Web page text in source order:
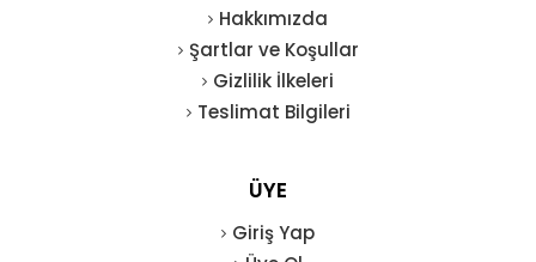
Hakkımızda
Şartlar ve Koşullar
Gizlilik İlkeleri
Teslimat Bilgileri
ÜYE
Giriş Yap